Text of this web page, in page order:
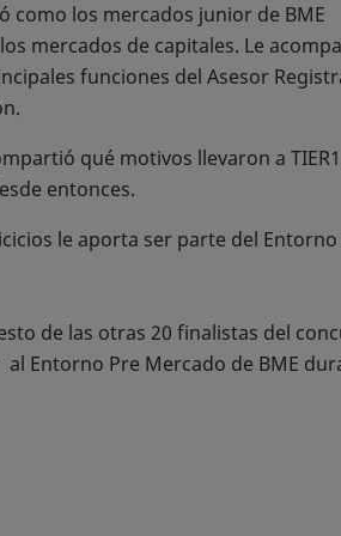
como los mercados junior de BME
mercados de capitales. Le
funciones del Asesor
qué motivos llevaron a
entonces.
le aporta ser parte del Entorno
de las otras 20 finalistas del
Entorno Pre Mercado de BME
NUEVA
PESTAÑA NUEVA